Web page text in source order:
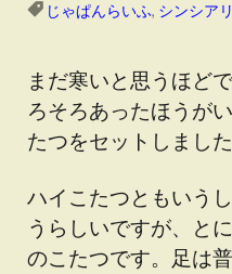
じゃぱんらいふ, シンシア
まだ寒いと思うほど
ろそろあったほうが
たつをセットしました
ハイこたつともいう
うらしいですが、と
のこたつです。足は